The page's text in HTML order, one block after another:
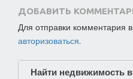
ДОБАВИТЬ
Для отправки комментария
авторизоваться.
Найти недвижимость